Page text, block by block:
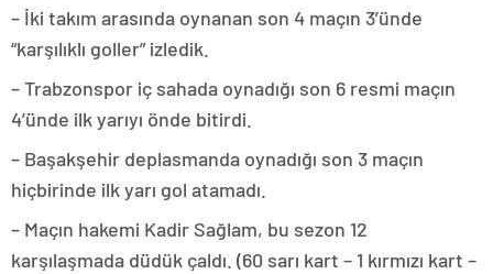
– İki takım arasında oynanan son 4 maçın 3’ünde
“karşılıklı goller” izledik.
– Trabzonspor iç sahada oynadığı son 6 resmi maçın
4’ünde ilk yarıyı önde bitirdi.
– Başakşehir deplasmanda oynadığı son 3 maçın
hiçbirinde ilk yarı gol atamadı.
– Maçın hakemi Kadir Sağlam, bu sezon 12
karşılaşmada düdük çaldı. (60 sarı kart – 1 kırmızı kart –